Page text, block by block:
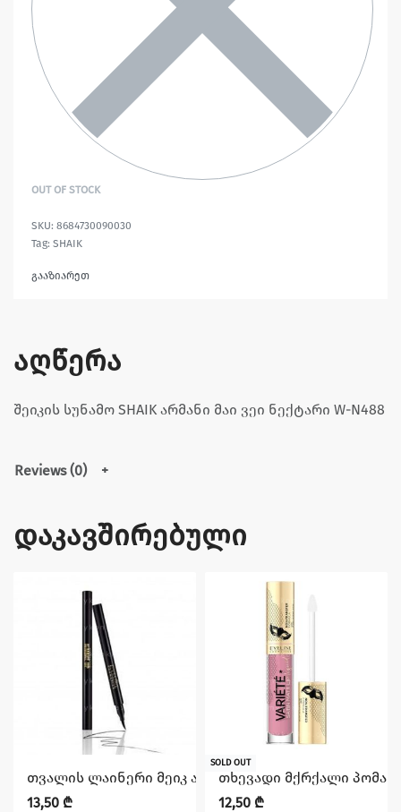
OUT OF STOCK
8684730090030
Tag: SHAIK
გააზიარეთ
აღწერა
შეიკის სუნამო SHAIK არმანი მაი ვეი ნექტარი W-N488
Reviews (0)
დაკავშირებული
თვალის ლაინერი მეიკ აპ წყალგამძლე EVELINE
13,50 ₾
SOLD OUT
თხევადი მქრქალი პომადა
12,50 ₾